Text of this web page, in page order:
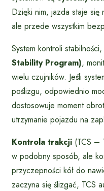
Dzięki nim, jazda staje
ale przede wszystkim
System kontroli
Stability Program),
wielu czujników. Jeśli
poślizgu, odpowiednio
dostosowuje moment
utrzymanie pojazdu na
Kontrola trakcji (TCS –
w podobny sposób, ale
przyczepności kół do
zaczyna się ślizgać, TCS